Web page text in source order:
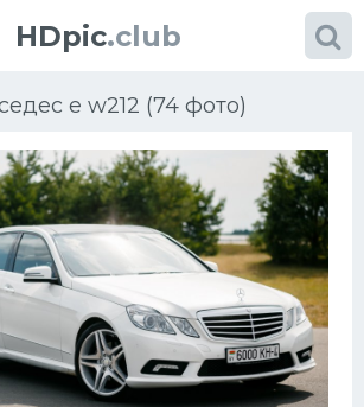
HDpic.club
е w212 (74 фото)